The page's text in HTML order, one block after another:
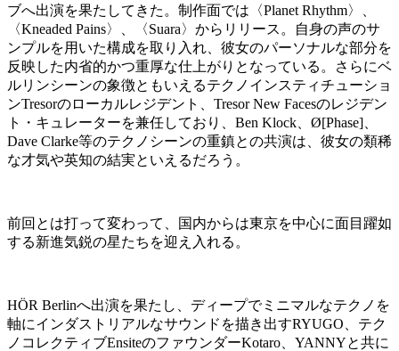
ブへ出演を果たしてきた。制作面では〈Planet Rhythm〉、
〈Kneaded Pains〉、〈Suara〉からリリース。自身の声のサ
ンプルを用いた構成を取り入れ、彼女のパーソナルな部分を
反映した内省的かつ重厚な仕上がりとなっている。さらにベ
ルリンシーンの象徴ともいえるテクノインスティチューショ
ンTresorのローカルレジデント、Tresor New Facesのレジデン
ト・キュレーターを兼任しており、Ben Klock、Ø[Phase]、
Dave Clarke等のテクノシーンの重鎮との共演は、彼女の類稀
な才気や英知の結実といえるだろう。
前回とは打って変わって、国内からは東京を中心に面目躍如
する新進気鋭の星たちを迎え入れる。
HÖR Berlinへ出演を果たし、ディープでミニマルなテクノを
軸にインダストリアルなサウンドを描き出すRYUGO、テク
ノコレクティブEnsiteのファウンダーKotaro、YANNYと共に